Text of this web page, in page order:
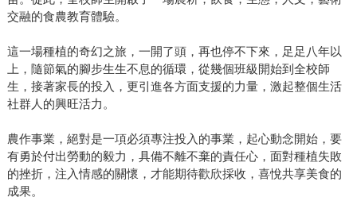
交融的食農教育體驗。
這一場種植的奇幻之旅，一開了頭，再也停不下來，足足八年以
上，隨節氣的腳步生生不息的循環，從幾個班級開始到全校師
生，接著家長的投入，更引進各方面支援的力量，激起整個生活
社群人的興旺活力。
農作事業，絕對是一項必須專注投入的事業，起心動念開始，要
有勇於付出勞動的毅力，具備不離不棄的責任心，面對種植失敗
的挫折，注入情感的關懷，才能期待歡欣採收，喜悅共享美食的
成果。